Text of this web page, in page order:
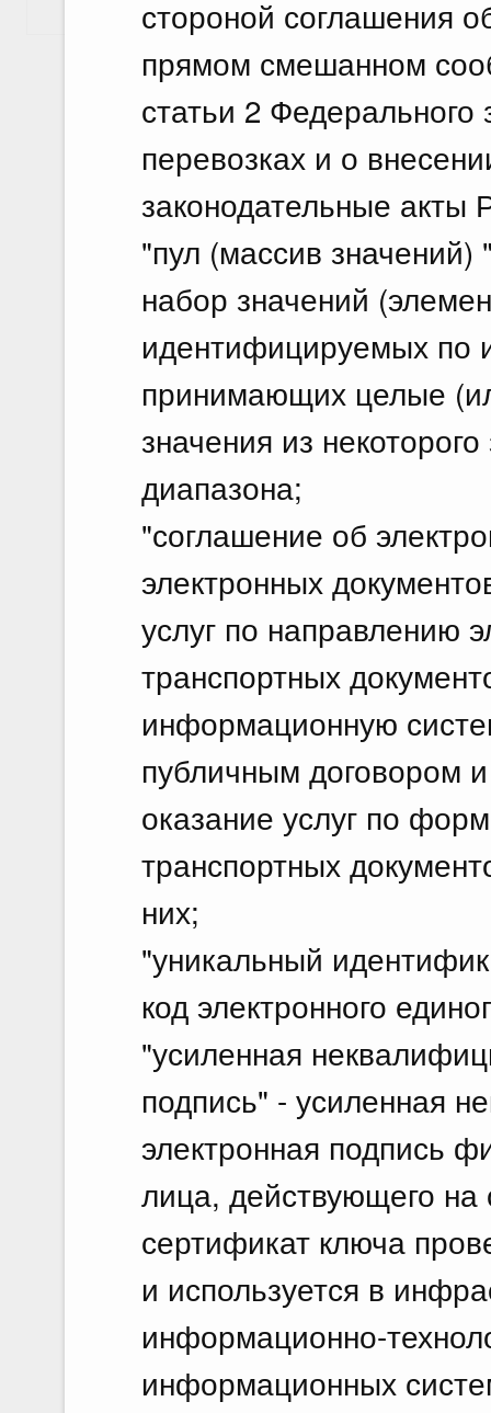
стороной соглашения
прямом смешанном
статьи 2
перевозках и о
законодательные акты
"пул (массив
набор значений
идентифицируемых по
принимающих целые
значения из
диапазона;
"соглашение об
электронных
услуг по направлению
транспортных
информационную
публичным договором
оказание услуг по
транспортных
них;
"уникальный
код электронного
"усиленная
подпись" - усиленная
электронная подпись
лица, действующего на
сертификат ключа
и используется в
информационно-
информационных
Показать еще